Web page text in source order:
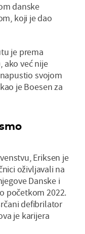
danske
koji je dao
je prema
ako već nije
svojom
je Boesen za
Eriksen je
oživljavali na
Danske i
početkom 2022.
defibrilator
je karijera